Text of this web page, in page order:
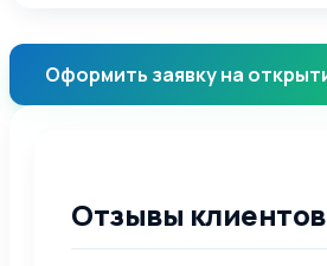
Оформить заявку на
Отзывы